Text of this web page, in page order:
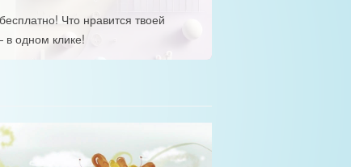
Что нравится твоей
в одном клике!